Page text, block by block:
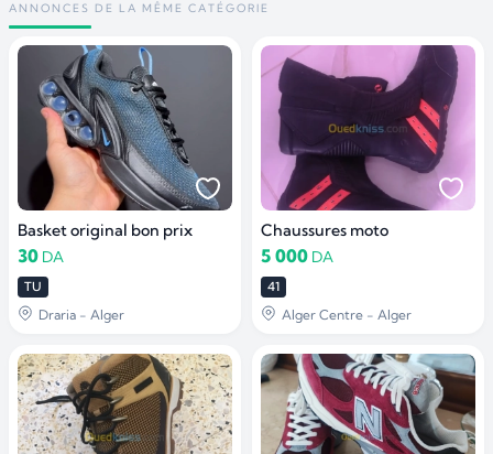
ANNONCES DE LA MÊME CATÉGORIE
Basket original bon prix
30 DA
TU
Draria - Alger
Chaussures moto
5 000 DA
41
Alger Centre - Alger